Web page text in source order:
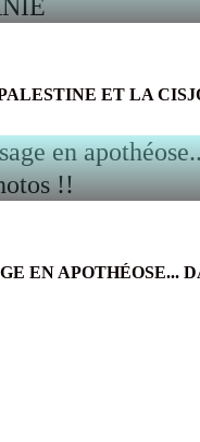
ET LA
EN APOTHÉOSE...